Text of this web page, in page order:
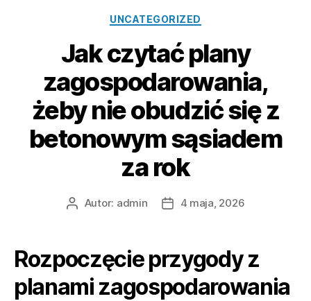
Kategorie
UNCATEGORIZED
Jak czytać plany
zagospodarowania,
żeby nie obudzić się z
betonowym sąsiadem
za rok
AutorAutor: admin
Data4 maja, 2026
Rozpoczęcie przygody z
planami zagospodarowania